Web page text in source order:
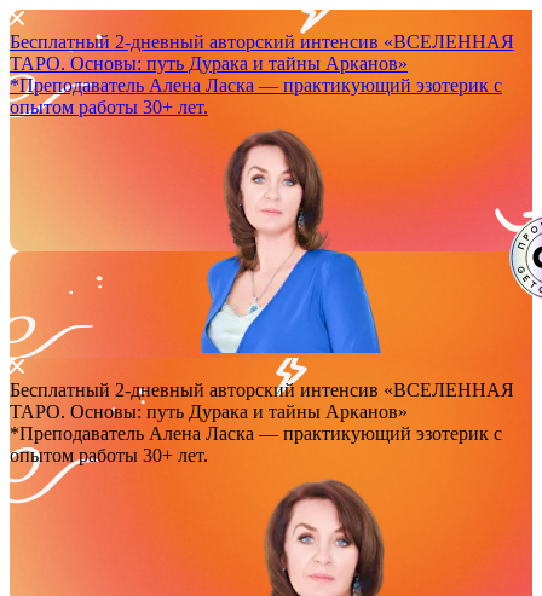
Бесплатный 2-дневный авторский интенсив «ВСЕЛЕННАЯ
ТАРО. Основы: путь Дурака и тайны Арканов»
*Преподаватель Аленa Ласка — практикующий эзотерик с
опытом работы 30+ лет.
Бесплатный 2-дневный авторский интенсив «ВСЕЛЕННАЯ
ТАРО. Основы: путь Дурака и тайны Арканов»
*Преподаватель Аленa Ласка — практикующий эзотерик с
опытом работы 30+ лет.